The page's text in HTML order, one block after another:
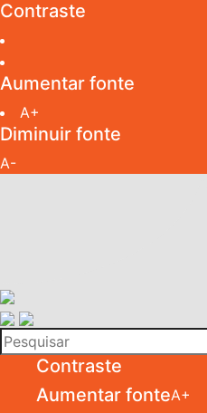
Contraste
Aumentar fonte
A+
Diminuir fonte
A-
Contraste
Aumentar fonteA+